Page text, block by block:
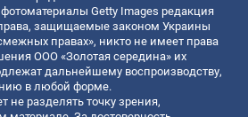
Getty Images редакция
защищаемые законом Украины
правах», никто не имеет права
ООО «Золотая середина» их
дальнейшему воспроизводству,
в любой форме.
не разделять точку зрения,